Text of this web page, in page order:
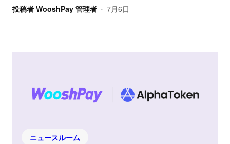
投稿者 WooshPay 管理者 • 7月6日
ニュースルーム